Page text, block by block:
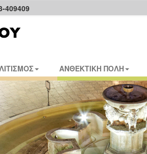
409409
ΑΝΘΕΚΤΙΚΗ ΠΟΛΗ